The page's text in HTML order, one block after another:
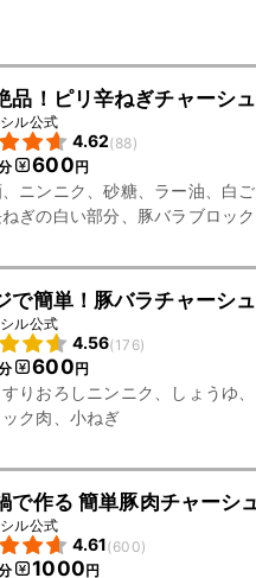
品！ピリ辛ねぎチャーシ
ル公式
4.62(88)
600円
ニンニク、砂糖、ラー油、白
ぎの白い部分、豚バラブロッ
で簡単！豚バラチャーシ
ル公式
4.56(176)
600円
りおろしニンニク、しょうゆ
ク肉、小ねぎ
で作る 簡単豚肉チャーシ
ル公式
4.61(600)
1000円